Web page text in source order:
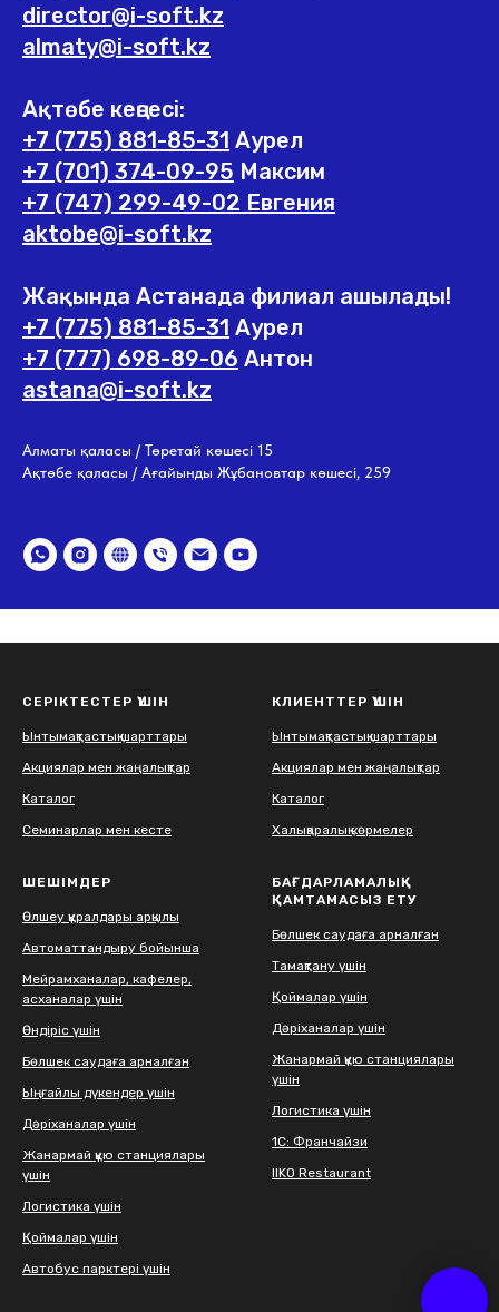
director@i-soft.kz
almaty@i-soft.kz
Ақтөбе кеңсесі:
+7 (775) 881-85-31 Аурел
+7 (701) 374-09-95 Максим
+7 (747) 299-49-02 Евгения
aktobe@i-soft.kz
Жақында Астанада филиал ашылады!
+7 (775) 881-85-31 Аурел
+7 (777) 698-89-06 Антон
astana@i-soft.kz
Алматы қаласы / Төретай көшесі 15
Ақтөбе қаласы / Ағайынды Жұбановтар көшесі, 259
СЕРІКТЕСТЕР ҮШІН
Ынтымақтастық шарттары
Акциялар мен жаңалықтар
Каталог
Семинарлар мен кесте
КЛИЕНТТЕР ҮШІН
Ынтымақтастық шарттары
Акциялар мен жаңалықтар
Каталог
Халықаралық көрмелер
ШЕШІМДЕР
Өлшеу құралдары арқылы
Автоматтандыру бойынша
Мейрамханалар, кафелер,
асханалар үшін
Өндіріс үшін
Бөлшек саудаға арналған
Ыңғайлы дүкендер үшін
Дәріханалар үшін
Жанармай құю станциялары
үшін
Логистика үшін
Қоймалар үшін
Автобус парктері үшін
БАҒДАРЛАМАЛЫҚ
ҚАМТАМАСЫЗ ЕТУ
Бөлшек саудаға арналған
Тамақтану үшін
Қоймалар үшін
Дәріханалар үшін
Жанармай құю станциялары
үшін
Логистика үшін
1С: Франчайзи
IIKO Restaurant